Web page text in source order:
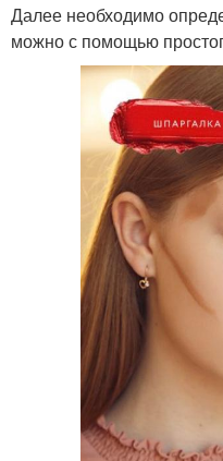
Далее необходимо
можно с помощью